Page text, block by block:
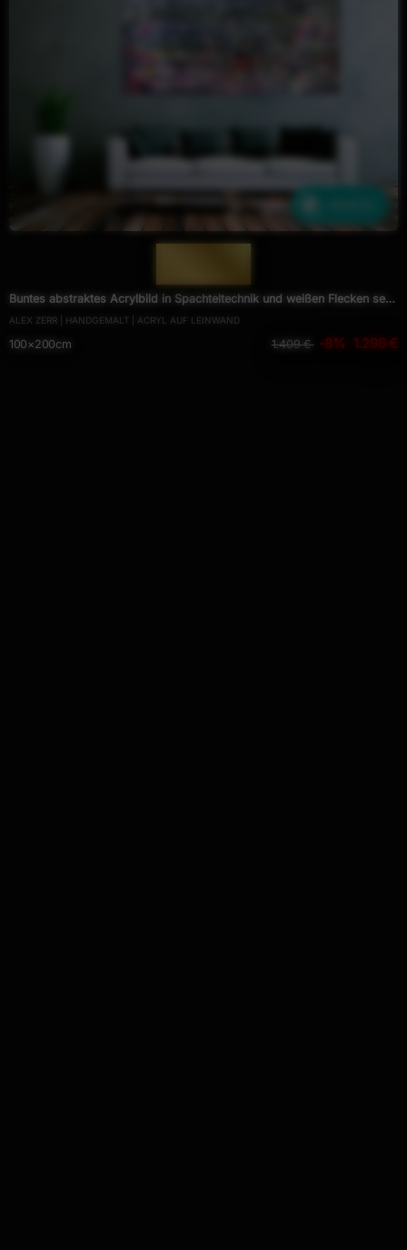
Buntes abstraktes Acrylbild in Spachteltechnik und weißen Flecken sehr
modern
ALEX ZERR | HANDGEMALT | ACRYL AUF LEINWAND
100×200cm 1.409 € -8% 1.296 €